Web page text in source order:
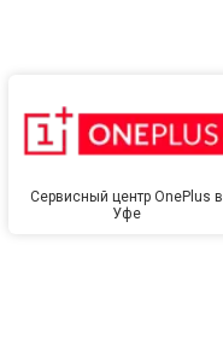
Сервисный центр OnePlus в
Уфе